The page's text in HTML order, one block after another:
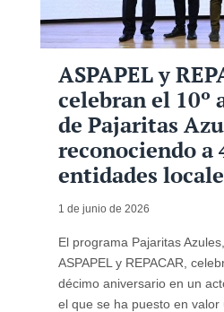
ASPAPEL y
celebran el 10º
de Pajaritas
reconociendo a
entidades
1 de junio de 2026
El programa Pajaritas
ASPAPEL y REPACAR,
décimo aniversario en un
el que se ha puesto en valor